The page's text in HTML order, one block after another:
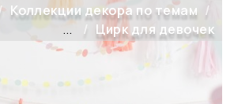
Коллекции декора по темам
...
Цирк для девочек